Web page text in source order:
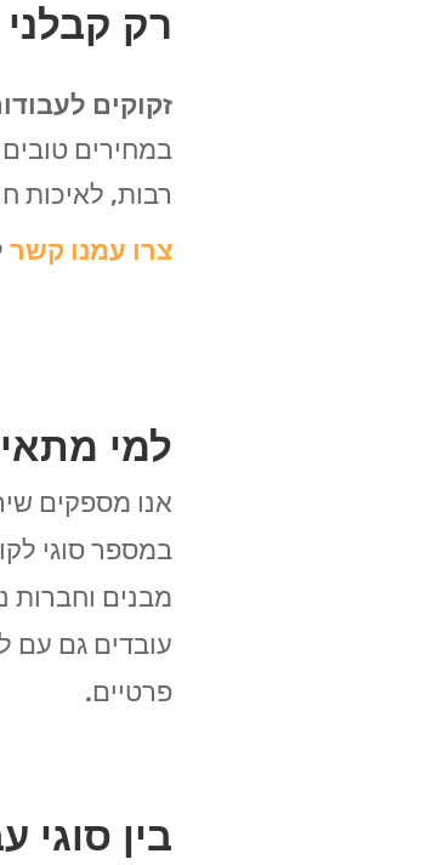
רק קבלני
זקוקים
במחירים
רבות, לאיכות
צרו עמנו קשר
למי
אנו מספקים
במספר סוגי
מבנים וחברות
עובדים גם עם
פרטיים.
בין